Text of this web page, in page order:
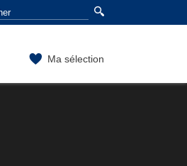
Ma sélection